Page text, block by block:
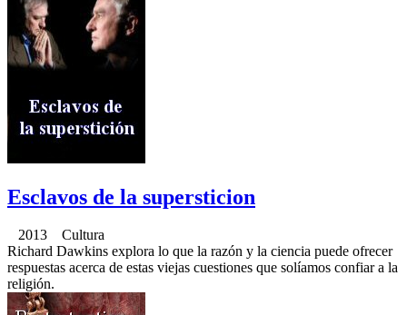
Esclavos de la supersticion
2013 Cultura
Richard Dawkins explora lo que la razón y la ciencia puede ofrecer
respuestas acerca de estas viejas cuestiones que solíamos confiar a la
religión.